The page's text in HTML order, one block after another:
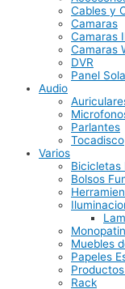
Cables y
Camaras
Camaras
Camaras
DVR
Panel
Audio
Parlantes
Tocadisco
Varios
Bicicletas
Bolsos
Muebles
Papeles
Rack